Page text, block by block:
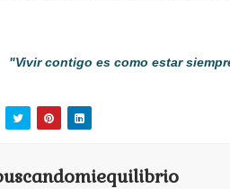
"Vivir contigo es como estar